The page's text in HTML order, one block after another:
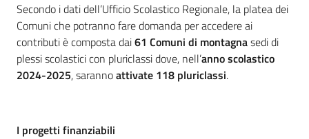
Secondo i dati dell’Ufficio Scolastico Regionale, la platea dei
Comuni che potranno fare domanda per accedere ai
contributi è composta dai61 Comuni di montagnasedi di
plessi scolastici con pluriclassi dove, nell’anno scolastico
2024-2025, sarannoattivate 118 pluriclassi.
I progetti finanziabili